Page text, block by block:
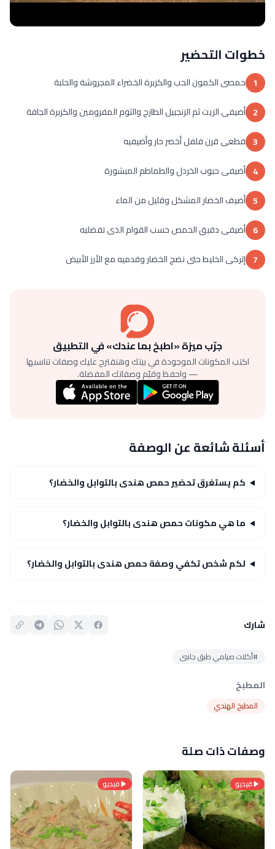
خطوات التحضير
1 حمصى الكمون الحب والكزبرة الخضراء المجروشة والحلبة
2 أضيفى الزيت ثم الزنجبيل الطازج والثوم المفرومين والكزبرة الجافة
3 قطعى قرن فلفل أخضر حار وأضيفيه
4 أضيفى حبوب الخردل والطماطم المبشورة
5 أضيف الخضار المشكل وقليل من الماء
6 أضيفى دقيق الحمص حسب القوام الذى تفضليه
7 إتركى الخليط حتى نضج الخضار وقدميه مع الأرز الأبيض
جرّب ميزة «اطبخ بما عندك» في التطبيق
اكتب المكونات الموجودة في بيتك وهنقترح عليك وصفات تناسبها
— واحفظ وقيّم وصفاتك المفضلة.
أسئلة شائعة عن الوصفة
كم يستغرق تحضير حمص هندى بالتوابل والخضار؟
ما هي مكونات حمص هندى بالتوابل والخضار؟
لكم شخص تكفي وصفة حمص هندى بالتوابل والخضار؟
شارك
#أكلات صيامي طبق جانبى
المطبخ
المطبخ الهندي
وصفات ذات صلة
فيديو فيديو